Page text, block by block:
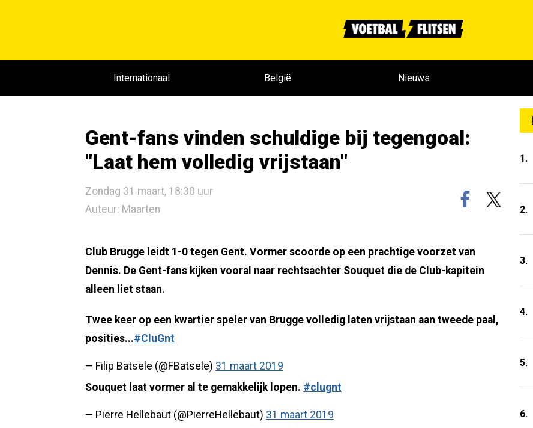
Internationaal België Nieuws
Gent-fans vinden schuldige bij tegengoal:
"Laat hem volledig vrijstaan"
Zondag 31 maart, 18:30 uur
Auteur: Maarten
Club Brugge leidt 1-0 tegen Gent. Vormer scoorde op een prachtige voorzet van
Dennis. De Gent-fans kijken vooral naar rechtsachter Souquet die de Club-kapitein
alleen liet staan.
Twee keer op een kwartier speler van Brugge volledig laten vrijstaan aan tweede paal,
posities...#CluGnt
— Filip Batsele (@FBatsele) 31 maart 2019
Souquet laat vormer al te gemakkelijk lopen. #clugnt
— Pierre Hellebaut (@PierreHellebaut) 31 maart 2019
1.
2.
3.
4.
5.
6.